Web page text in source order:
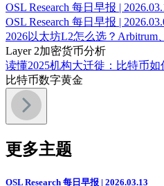
OSL Research 每日早报 |
OSL Research 每日早报 |
2026以太坊L2怎么选？Arbitrum
Layer 2加密货币分析
读懂2025机构大迁徙：比特币如
比特币数字黄金
更多主题
OSL Research 每日早报 | 2026.03.13